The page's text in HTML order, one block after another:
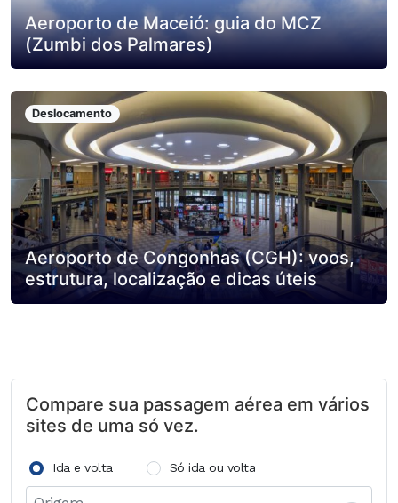
Aeroporto de Maceió: guia do MCZ
(Zumbi dos Palmares)
Deslocamento
Aeroporto de Congonhas (CGH): voos,
estrutura, localização e dicas úteis
Compare sua passagem aérea em vários
sites de uma só vez.
Ida e volta Só ida ou volta